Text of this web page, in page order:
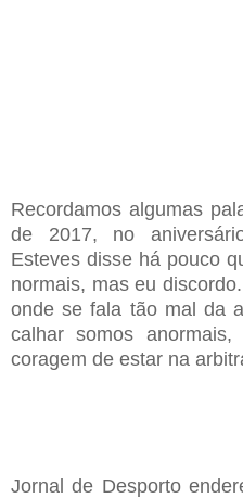
Recordamos algumas
de 2017, no
Esteves disse há pouco
normais, mas eu
onde se fala tão mal da
calhar somos
coragem de estar na
Jornal de Desporto